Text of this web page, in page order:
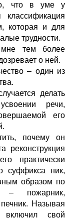
что в уме у
классификация
которая и для
трудности.
мне тем более
о ней.
– один из
делать
речи,
его
почему он
реконструкция
практически
суффикса ник,
образом по
– пожарник,
Называя
включил свой